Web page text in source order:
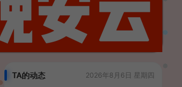
TA的动态 2026年8月6日 星期四